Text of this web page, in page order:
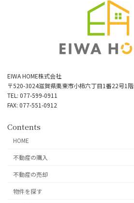
EIWA HOME株式会社
〒520-3024滋賀県栗東市小柿六丁目1番22号1階
TEL: 077-599-0911
FAX: 077-551-0912
Contents
HOME
不動産の購入
不動産の売却
物件を探す